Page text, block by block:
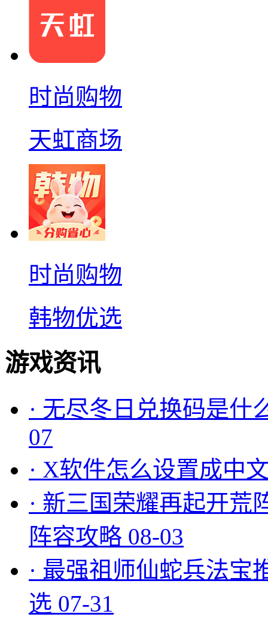
时尚购物
天虹商场
时尚购物
韩物优选
游戏资讯
· 无尽冬日兑换码是什
07
· X软件怎么设置成中
· 新三国荣耀再起开荒
阵容攻略 08-03
· 最强祖师仙蛇兵法宝
选 07-31